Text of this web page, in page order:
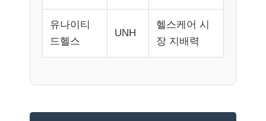
유나이티
드헬스
UNH
헬스케어 시
장 지배력